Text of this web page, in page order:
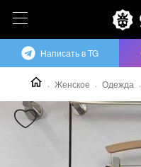
Женское Одежда
Написать в TG